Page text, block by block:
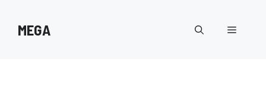
MEGA Меню